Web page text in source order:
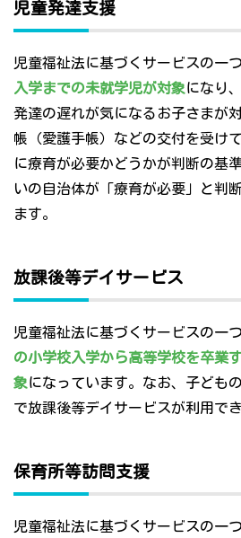
児童発達支援
児童福祉法に基づくサービスの一つ
入学までの未就学児が対象になり
発達の遅れが気になるお子さまが
帳（愛護手帳）などの交付を受け
に療育が必要かどうかが判断の基
いの自治体が「療育が必要」と判
ます。
放課後等デイサービス
児童福祉法に基づくサービスの一つ
の小学校入学から高等学校を卒業
象になっています。なお、子ども
で放課後等デイサービスが利用で
保育所等訪問支援
児童福祉法に基づくサービスの一